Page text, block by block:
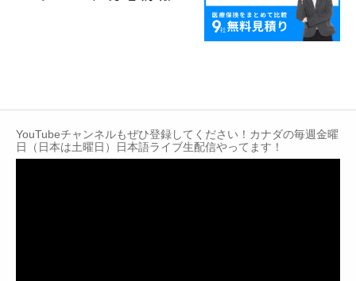
Contact
YouTubeチャンネルもぜひ登録してください！カナダの毎週金曜
日（日本は土曜日）日本語ライブ生配信やってます！